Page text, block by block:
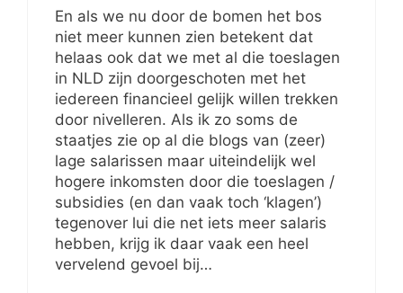
En als we nu door de bomen het bos
niet meer kunnen zien betekent dat
helaas ook dat we met al die toeslagen
in NLD zijn doorgeschoten met het
iedereen financieel gelijk willen trekken
door nivelleren. Als ik zo soms de
staatjes zie op al die blogs van (zeer)
lage salarissen maar uiteindelijk wel
hogere inkomsten door die toeslagen /
subsidies (en dan vaak toch ‘klagen’)
tegenover lui die net iets meer salaris
hebben, krijg ik daar vaak een heel
vervelend gevoel bij…